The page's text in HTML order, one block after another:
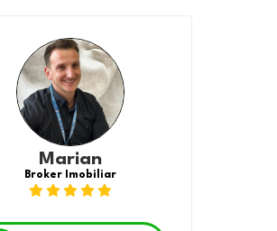
Marian
Broker Imobiliar